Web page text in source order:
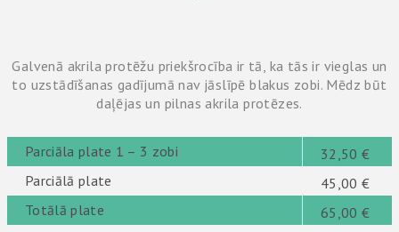
Galvenā akrila protēžu priekšrocība ir tā, ka tās ir vieglas un
to uzstādīšanas gadījumā nav jāslīpē blakus zobi. Mēdz būt
daļējas un pilnas akrila protēzes.
Parciāla plate 1 – 3 zobi
32,50 €
Parciālā plate
45,00 €
Totālā plate
65,00 €